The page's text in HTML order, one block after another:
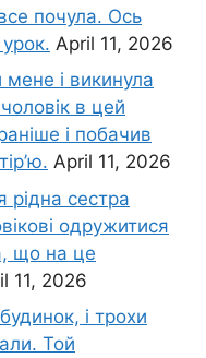
почула. Ось
April 11, 2026
і викинула
в цей
і побачив
April 11, 2026
рідна сестра
одружитися
що на це
11, 2026
і трохи
Той